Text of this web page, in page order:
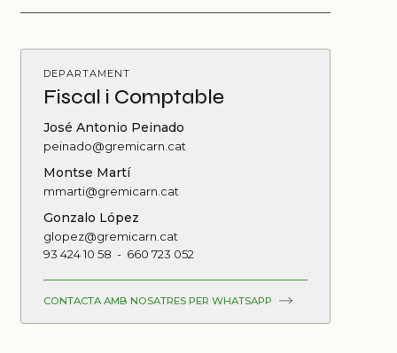
DEPARTAMENT
Fiscal i Comptable
José Antonio Peinado
peinado@gremicarn.cat
Montse Martí
mmarti@gremicarn.cat
Gonzalo López
glopez@gremicarn.cat
93 424 10 58 - 660 723 052
CONTACTA AMB NOSATRES PER WHATSAPP